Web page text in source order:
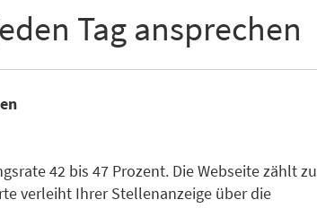
Tag ansprechen
42 bis 47 Prozent. Die Webseite zählt zu
verleiht Ihrer Stellenanzeige über die